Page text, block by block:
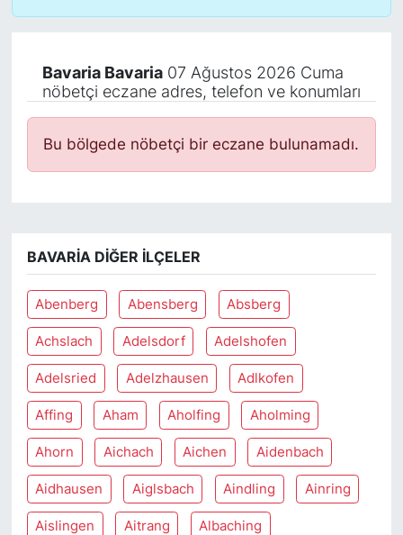
Bavaria Bavaria07 Ağustos 2026 Cuma
nöbetçi eczane adres, telefon ve konumları
Bu bölgede nöbetçi bir eczane bulunamadı.
BAVARIA DIĞER İLÇELER
Abenberg Abensberg Absberg
Achslach Adelsdorf Adelshofen
Adelsried Adelzhausen Adlkofen
Affing Aham Aholfing Aholming
Ahorn Aichach Aichen Aidenbach
Aidhausen Aiglsbach Aindling Ainring
Aislingen Aitrang Albaching